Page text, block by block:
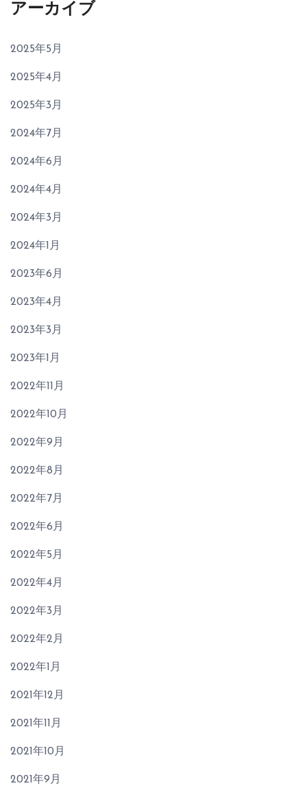
アーカイブ
2025年5月
2025年4月
2025年3月
2024年7月
2024年6月
2024年4月
2024年3月
2024年1月
2023年6月
2023年4月
2023年3月
2023年1月
2022年11月
2022年10月
2022年9月
2022年8月
2022年7月
2022年6月
2022年5月
2022年4月
2022年3月
2022年2月
2022年1月
2021年12月
2021年11月
2021年10月
2021年9月